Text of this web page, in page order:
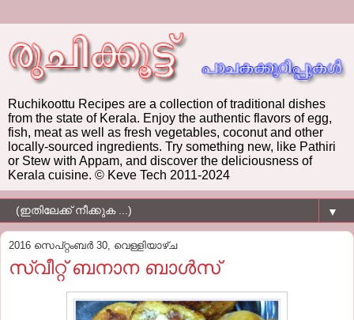
Ruchikoottu Recipes are a collection of traditional dishes
from the state of Kerala. Enjoy the authentic flavors of egg,
fish, meat as well as fresh vegetables, coconut and other
locally-sourced ingredients. Try something new, like Pathiri
or Stew with Appam, and discover the deliciousness of
Kerala cuisine. © Keve Tech 2011-2024
▼
2016 സെപ്റ്റംബർ 30, വെള്ളിയാഴ്‌ച
സ്വീറ്റ് ബനാന ബാൾസ്